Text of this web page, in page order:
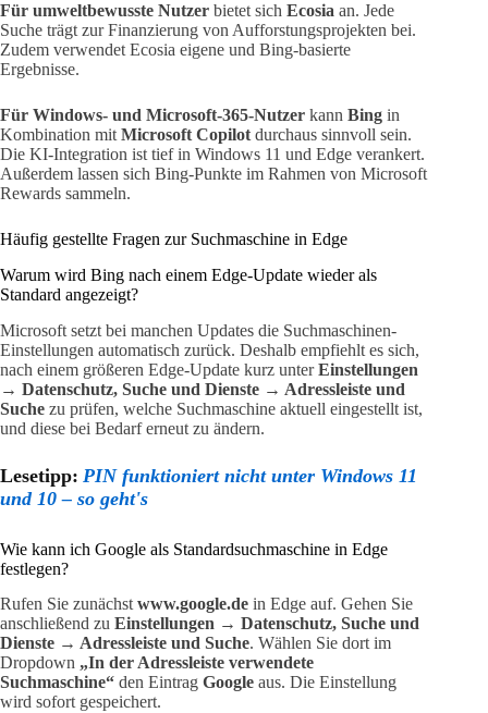
Für umweltbewusste Nutzer bietet sich Ecosia an. Jede
Suche trägt zur Finanzierung von Aufforstungsprojekten bei.
Zudem verwendet Ecosia eigene und Bing-basierte
Ergebnisse.
Für Windows- und Microsoft-365-Nutzer kann Bing in
Kombination mit Microsoft Copilot durchaus sinnvoll sein.
Die KI-Integration ist tief in Windows 11 und Edge verankert.
Außerdem lassen sich Bing-Punkte im Rahmen von Microsoft
Rewards sammeln.
Häufig gestellte Fragen zur Suchmaschine in Edge
Warum wird Bing nach einem Edge-Update wieder als
Standard angezeigt?
Microsoft setzt bei manchen Updates die Suchmaschinen-
Einstellungen automatisch zurück. Deshalb empfiehlt es sich,
nach einem größeren Edge-Update kurz unterEinstellungen
→ Datenschutz, Suche und Dienste → Adressleiste und
Suche zu prüfen, welche Suchmaschine aktuell eingestellt ist,
und diese bei Bedarf erneut zu ändern.
Lesetipp: PIN funktioniert nicht unter Windows 11
und 10 – so geht's
Wie kann ich Google als Standardsuchmaschine in Edge
festlegen?
Rufen Sie zunächstwww.google.de in Edge auf. Gehen Sie
anschließend zu Einstellungen → Datenschutz, Suche und
Dienste → Adressleiste und Suche. Wählen Sie dort im
Dropdown „In der Adressleiste verwendete
Suchmaschine“ den Eintrag Google aus. Die Einstellung
wird sofort gespeichert.